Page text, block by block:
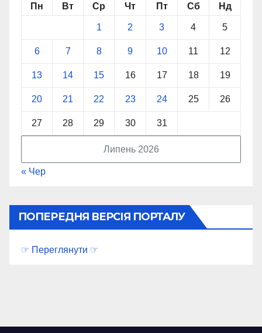
Липень 2026
Пн Вт Ср Чт Пт Сб Нд
1 2 3 4 5
6 7 8 9 10 11 12
13 14 15 16 17 18 19
20 21 22 23 24 25 26
27 28 29 30 31
« Чер
ПОПЕРЕДНЯ ВЕРСІЯ ПОРТАЛУ
☞ Переглянути ☞